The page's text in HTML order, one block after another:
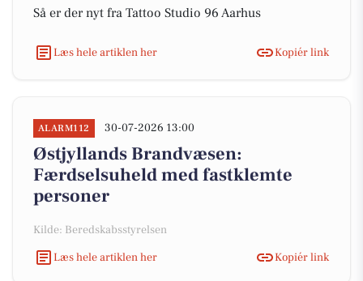
Så er der nyt fra Tattoo Studio 96 Aarhus
Læs hele artiklen her Kopiér link
ALARM112 30-07-2026 13:00
Østjyllands Brandvæsen:
Færdselsuheld med fastklemte
personer
Kilde: Beredskabsstyrelsen
Læs hele artiklen her
Kopiér link